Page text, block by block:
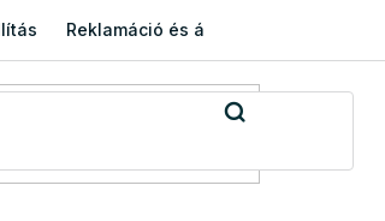
Reklamáció és áru visszaküldése